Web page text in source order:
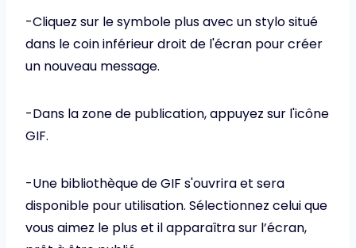
-Cliquez sur le symbole plus avec un stylo situé
dans le coin inférieur droit de l'écran pour créer
un nouveau message.
-Dans la zone de publication, appuyez sur l'icône
GIF.
-Une bibliothèque de GIF s'ouvrira et sera
disponible pour utilisation. Sélectionnez celui que
vous aimez le plus et il apparaîtra sur l’écran,